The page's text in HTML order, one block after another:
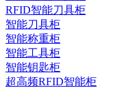
RFID智能刀具柜
智能刀具柜
智能称重柜
智能工具柜
智能钥匙柜
超高频RFID智能柜